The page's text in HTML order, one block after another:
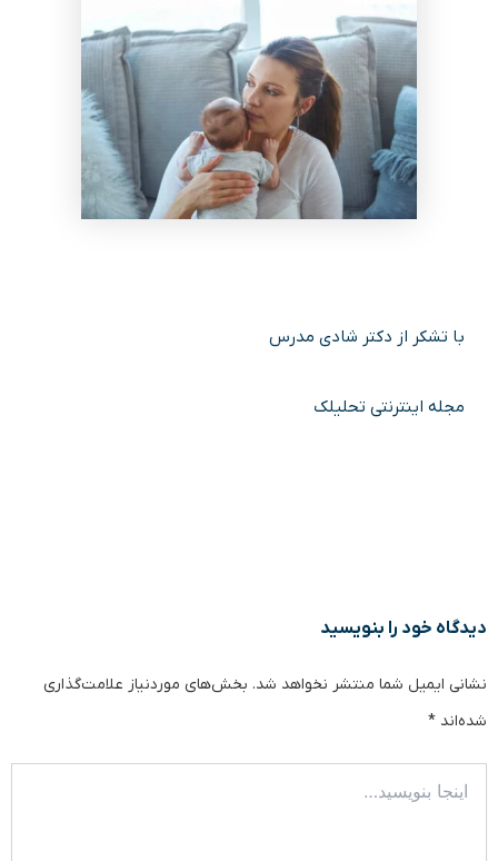
با تشکر از دکتر شادی مدرس
مجله اینترنتی تحلیلک
دیدگاه‌ خود را بنویسید
نشانی ایمیل شما منتشر نخواهد شد. بخش‌های موردنیاز علامت‌گذاری
شده‌اند *
بنویسید…